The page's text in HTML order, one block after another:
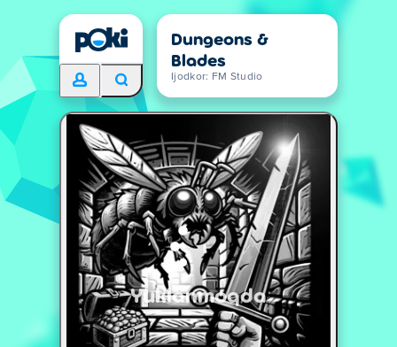
Dungeons &
Blades
Ijodkor: FM Studio
Yuklanmoqda